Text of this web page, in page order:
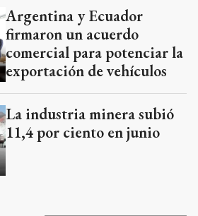
Argentina y Ecuador
firmaron un acuerdo
comercial para potenciar la
exportación de vehículos
La industria minera subió
11,4 por ciento en junio